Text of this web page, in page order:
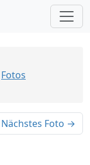
Fotos
Nächstes Foto →